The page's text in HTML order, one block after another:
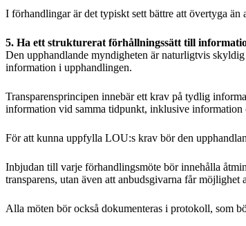
I förhandlingar är det typiskt sett bättre att övertyga än
5. Ha ett strukturerat förhållningssätt till
Den upphandlande myndigheten är naturligtvis
information i upphandlingen.
Transparensprincipen innebär ett krav på tydlig
information vid samma tidpunkt, inklusive information
För att kunna uppfylla LOU:s krav bör den
Inbjudan till varje förhandlingsmöte bör innehålla
transparens, utan även att anbudsgivarna får
Alla möten bör också dokumenteras i protokoll, som